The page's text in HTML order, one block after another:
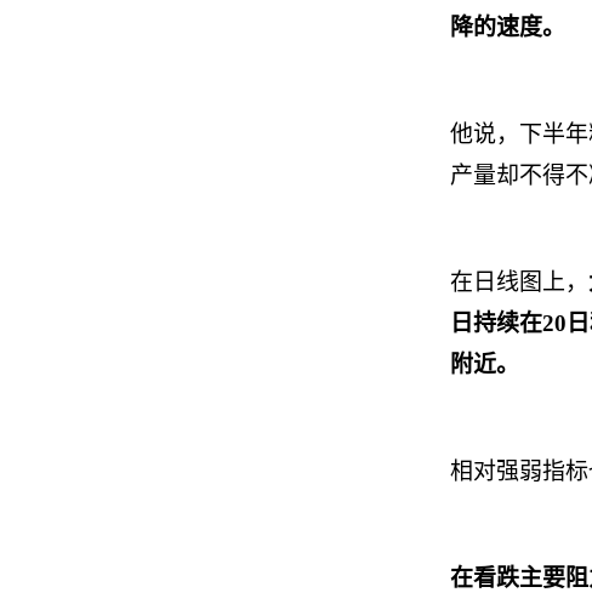
降的速度。
他说，下半
产量却不得
在日线图上，
日持续在20
附近。
相对强弱指
在看跌主要阻